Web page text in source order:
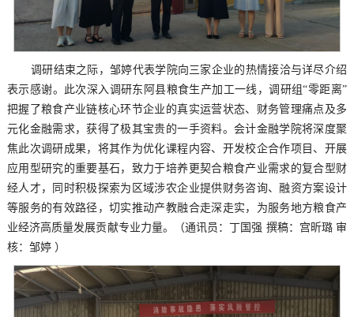
调研结束之际，邹婷代表学院向三家企业的热情接洽与详尽介绍
表示感谢。此次深入调研东阿县粮食生产加工一线，调研组“零距离”
把握了粮食产业链核心环节企业的真实运营状态、财务管理痛点及多
元化金融需求，获得了极其宝贵的一手资料。会计金融学院将深度聚
焦此次调研成果，将其作为优化课程内容、开发校企合作项目、开展
应用型研究的重要基石，致力于培养更契合粮食产业需求的复合型财
经人才，同时积极探索为区域涉农企业提供财务咨询、融资方案设计
等服务的有效路径，切实推动产教融合走深走实，为服务地方粮食产
业经济高质量发展贡献专业力量。（通讯员：丁国强 撰稿：宫昕璐 审
核：邹婷 ）